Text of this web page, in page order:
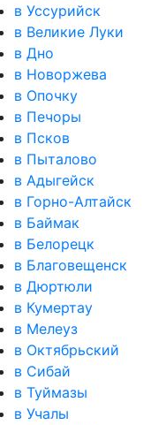
в Уссурийск
в Великие Луки
в Дно
в Новоржева
в Опочку
в Печоры
в Псков
в Пыталово
в Адыгейск
в Горно-Алтайск
в Баймак
в Белорецк
в Благовещенск
в Дюртюли
в Кумертау
в Мелеуз
в Октябрьский
в Сибай
в Туймазы
в Учалы